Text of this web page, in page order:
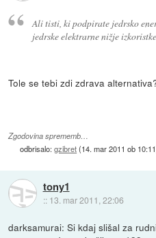
Ali tisti, ki podpirate jedrsko
jedrske elektrarne nižje
Tole se tebi zdi zdrava
Zgodovina sprememb…
odbrisalo:gzibret(14. mar 2011 ob 10:11
tony1
:: 13. mar 2011, 22:06
darksamurai: Si kdaj slišal za